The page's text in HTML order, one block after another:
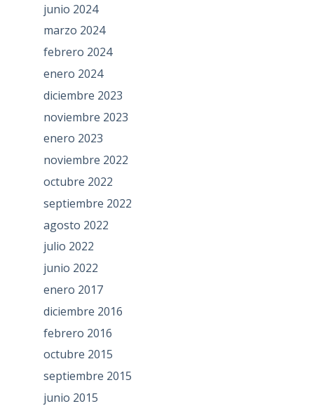
junio 2024
marzo 2024
febrero 2024
enero 2024
diciembre 2023
noviembre 2023
enero 2023
noviembre 2022
octubre 2022
septiembre 2022
agosto 2022
julio 2022
junio 2022
enero 2017
diciembre 2016
febrero 2016
octubre 2015
septiembre 2015
junio 2015